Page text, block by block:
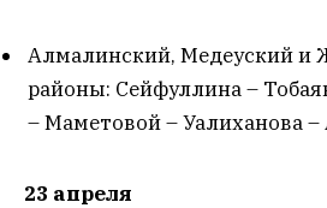
Алмалинский, Медеуский и
районы: Сейфуллина –
– Маметовой – Уалиханова –
23 апреля